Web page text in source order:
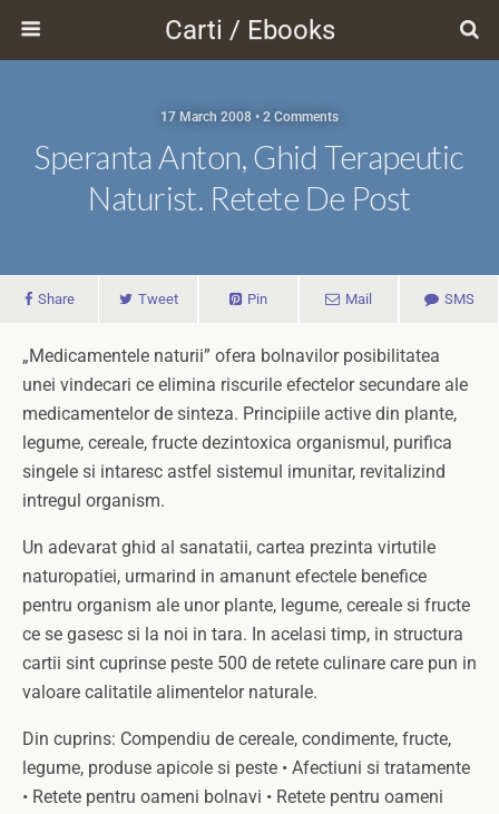
Carti / Ebooks
17 March 2008 • 2 Comments
Speranta Anton, Ghid Terapeutic
Naturist. Retete De Post
Share Tweet Pin Mail SMS
„Medicamentele naturii” ofera bolnavilor posibilitatea
unei vindecari ce elimina riscurile efectelor secundare ale
medicamentelor de sinteza. Principiile active din plante,
legume, cereale, fructe dezintoxica organismul, purifica
singele si intaresc astfel sistemul imunitar, revitalizind
intregul organism.
Un adevarat ghid al sanatatii, cartea prezinta virtutile
naturopatiei, urmarind in amanunt efectele benefice
pentru organism ale unor plante, legume, cereale si fructe
ce se gasesc si la noi in tara. In acelasi timp, in structura
cartii sint cuprinse peste 500 de retete culinare care pun in
valoare calitatile alimentelor naturale.
Din cuprins: Compendiu de cereale, condimente, fructe,
legume, produse apicole si peste • Afectiuni si tratamente
• Retete pentru oameni bolnavi • Retete pentru oameni